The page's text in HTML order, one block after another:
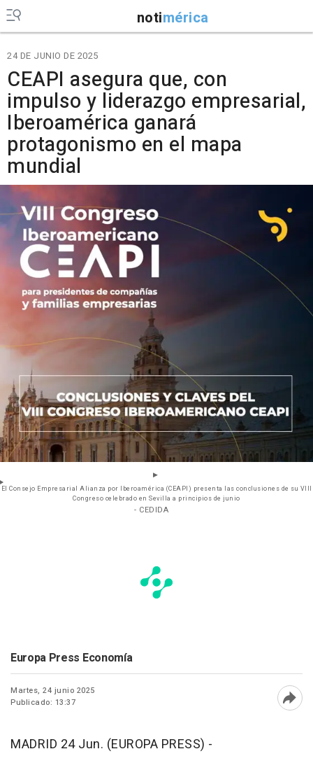
notimérica
24 DE JUNIO DE 2025
CEAPI asegura que, con
impulso y liderazgo empresarial,
Iberoamérica ganará
protagonismo en el mapa
mundial
El Consejo Empresarial Alianza por Iberoamérica (CEAPI) presenta las conclusiones de su VIII
Congreso celebrado en Sevilla a principios de junio
- CEDIDA
Europa Press Economía
Martes, 24 junio 2025
Publicado: 13:37
MADRID 24 Jun. (EUROPA PRESS) -